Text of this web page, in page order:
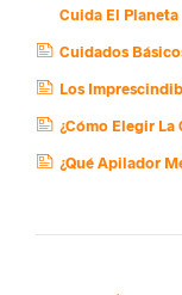
Cuida El Planeta
Cuidados
Los
¿Cómo Elegir
¿Qué Apilador